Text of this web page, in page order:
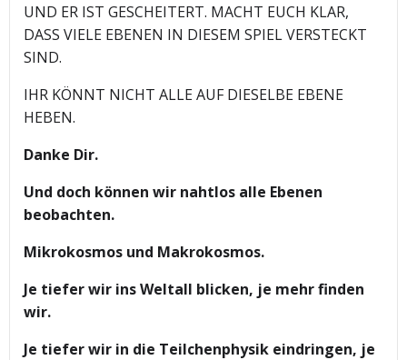
UND ER IST GESCHEITERT. MACHT EUCH KLAR,
DASS VIELE EBENEN IN DIESEM SPIEL VERSTECKT
SIND.
IHR KÖNNT NICHT ALLE AUF DIESELBE EBENE
HEBEN.
Danke Dir.
Und doch können wir nahtlos alle Ebenen
beobachten.
Mikrokosmos und Makrokosmos.
Je tiefer wir ins Weltall blicken, je mehr finden
wir.
Je tiefer wir in die Teilchenphysik eindringen, je